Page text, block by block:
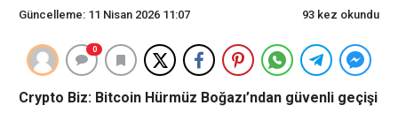
Güncelleme: 11 Nisan 2026 11:07 93 kez okundu
0
Crypto Biz: Bitcoin Hürmüz Boğazı’ndan güvenli geçişi